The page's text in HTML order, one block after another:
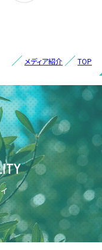
TOP
メディア紹介